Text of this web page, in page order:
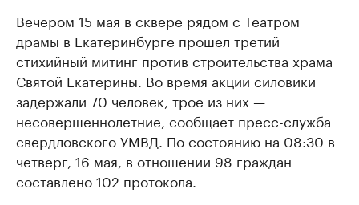
Вечером 15 мая в сквере рядом с Театром
драмы в Екатеринбурге прошел третий
стихийный митинг против строительства храма
Святой Екатерины. Во время акции силовики
задержали 70 человек, трое из них —
несовершеннолетние, сообщает пресс-служба
свердловского УМВД. По состоянию на 08:30 в
четверг, 16 мая, в отношении 98 граждан
составлено 102 протокола.